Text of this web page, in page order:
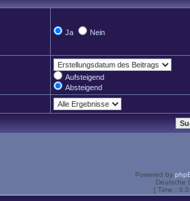
Ja Nein
Aufsteigend
Absteigend
Powered by
Deutsche
[ Time :